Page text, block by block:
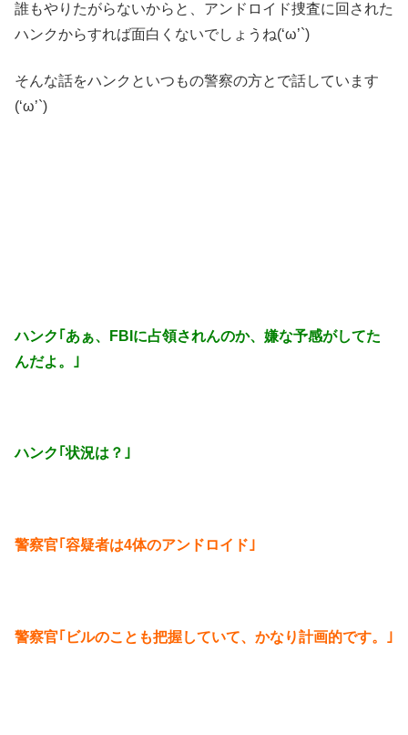
誰もやりたがらないからと、アンドロイド捜査に回された
ハンクからすれば面白くないでしょうね(‘ω’`)
そんな話をハンクといつもの警察の方とで話しています
(‘ω’`)
ハンク｢あぁ、FBIに占領されんのか、嫌な予感がしてた
んだよ。｣
ハンク｢状況は？｣
警察官｢容疑者は4体のアンドロイド｣
警察官｢ビルのことも把握していて、かなり計画的です。｣